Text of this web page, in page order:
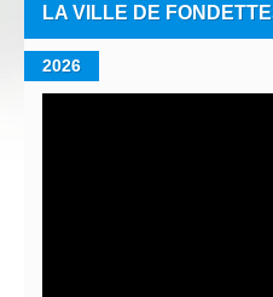
LA VILLE DE
2026